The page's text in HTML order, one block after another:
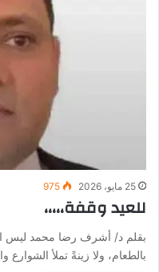
25 مايو، 2026 975
للعيد وقفة،،،،،
بقلم د/ أشرف رضا محمد ليس
بالطعام، ولا زينةً تملأ